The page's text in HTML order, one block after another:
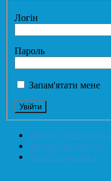
Логін
Пароль
Запам'ятати мене
Забули свій пароль?
Забули свій логін?
Зареєструватися